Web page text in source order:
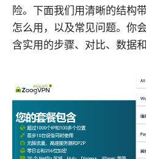
险。下面我们用清晰的结构
怎么用，以及常见问题。你
含实用的步骤、对比、数据